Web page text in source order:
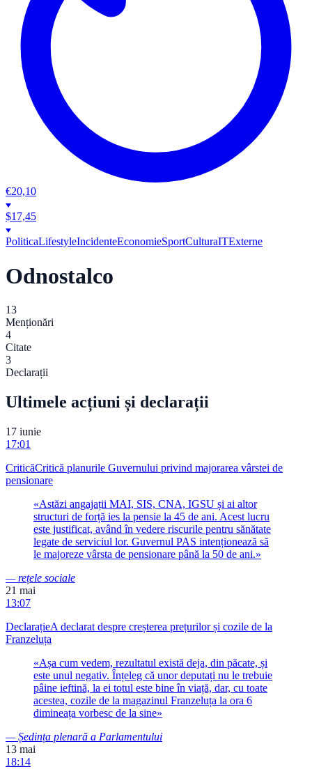
€20,10
$17,45
PoliticaLifestyleIncidenteEconomieSportCulturaITExterne
Odnostalco
13
Menționări
4
Citate
3
Declarații
Ultimele acțiuni și declarații
17 iunie
17:01
CriticăCritică planurile Guvernului privind majorarea vârstei de
pensionare
«Astăzi angajații MAI, SIS, CNA, IGSU și ai altor
structuri de forță ies la pensie la 45 de ani. Acest lucru
este justificat, având în vedere riscurile pentru sănătate
legate de serviciul lor. Guvernul PAS intenționează să
le majoreze vârsta de pensionare până la 50 de ani.»
—rețele sociale
21 mai
13:07
DeclarațieA declarat despre creșterea prețurilor și cozile de la
Franzeluța
«Așa cum vedem, rezultatul există deja, din păcate, și
este unul negativ. Înțeleg că unor deputați nu le trebuie
pâine ieftină, la ei totul este bine în viață, dar, cu toate
acestea, cozile de la magazinul Franzeluța la ora 6
dimineața vorbesc de la sine»
—Ședința plenară a Parlamentului
13 mai
18:14